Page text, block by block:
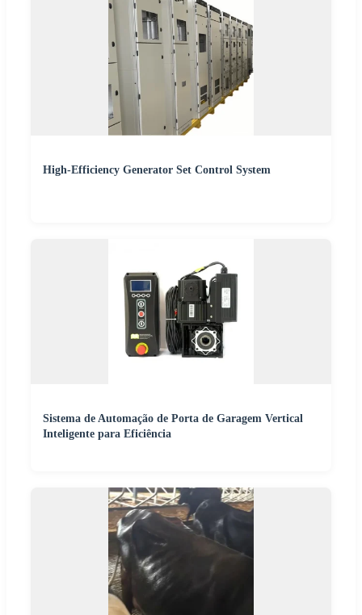
High-Efficiency Generator Set Control System
Sistema de Automação de Porta de Garagem Vertical
Inteligente para Eficiência